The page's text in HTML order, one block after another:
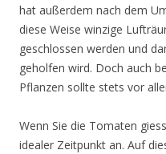
hat außerdem nach dem
diese Weise winzige
geschlossen werden und
geholfen wird. Doch auch
Pflanzen sollte stets vor
Wenn Sie die Tomaten
idealer Zeitpunkt an. Auf